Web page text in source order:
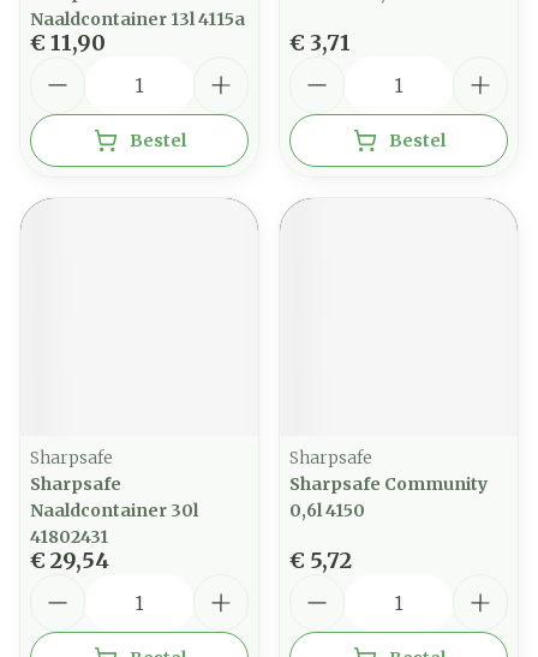
Naaldcontainer 13l 4115a
€ 11,90
Bestel
€ 3,71
Bestel
Sharpsafe
Sharpsafe
Naaldcontainer 30l
41802431
€ 29,54
Sharpsafe
Sharpsafe Community
0,6l 4150
€ 5,72